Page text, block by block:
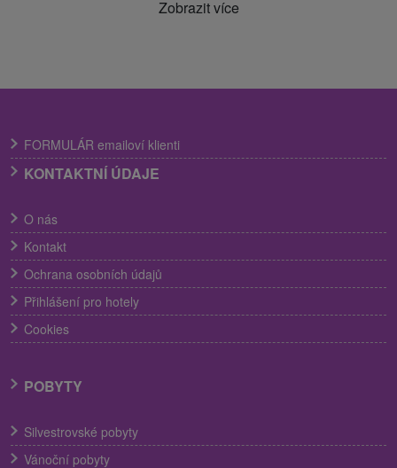
Zobrazit více
FORMULÁR emailoví klienti
KONTAKTNÍ ÚDAJE
O nás
Kontakt
Ochrana osobních údajů
Přihlášení pro hotely
Cookies
POBYTY
Silvestrovské pobyty
Vánoční pobyty